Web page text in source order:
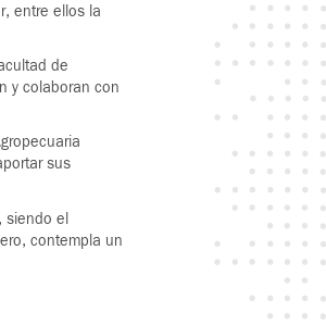
entre ellos la
de
y colaboran con
sus
el
contempla un